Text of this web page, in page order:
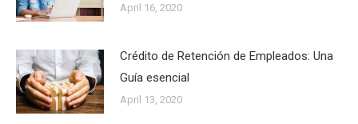
April 16, 2020
Crédito de Retención de Empleados: Una
Guía esencial
April 13, 2020